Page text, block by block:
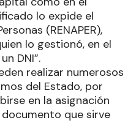
lo expide el
(RENAPER),
lo gestionó, en el
DNI”.
realizar numerosos
del Estado, por
en la asignación
que sirve